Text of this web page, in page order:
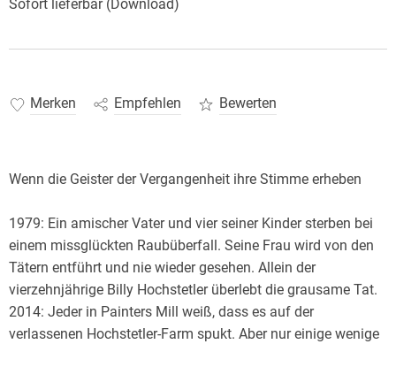
Sofort lieferbar (Download)
Merken Empfehlen Bewerten
Wenn die Geister der Vergangenheit ihre Stimme erheben
1979: Ein amischer Vater und vier seiner Kinder sterben bei
einem missglückten Raubüberfall. Seine Frau wird von den
Tätern entführt und nie wieder gesehen. Allein der
vierzehnjährige Billy Hochstetler überlebt die grausame Tat.
2014: Jeder in Painters Mill weiß, dass es auf der
verlassenen Hochstetler-Farm spukt. Aber nur einige wenige